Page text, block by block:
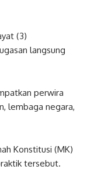
(3)
langsung
perwira
lembaga negara,
Konstitusi (MK)
tersebut.